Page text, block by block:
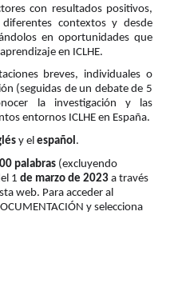
con resultados positivos,
contextos y desde
en oportunidades que
en ICLHE.
breves, individuales o
(seguidas de un debate de 5
la investigación y las
entornos ICLHE en España.
y el español .
palabras (excluyendo
1 de marzo de 2023 a través
web. Para acceder al
y selecciona